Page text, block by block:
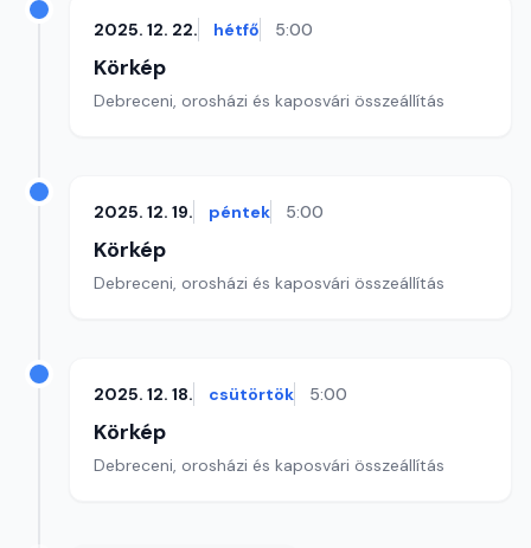
2025. 12. 22. hétfő 5:00
Körkép
Debreceni, orosházi és kaposvári összeállítás
2025. 12. 19. péntek 5:00
Körkép
Debreceni, orosházi és kaposvári összeállítás
2025. 12. 18. csütörtök 5:00
Körkép
Debreceni, orosházi és kaposvári összeállítás